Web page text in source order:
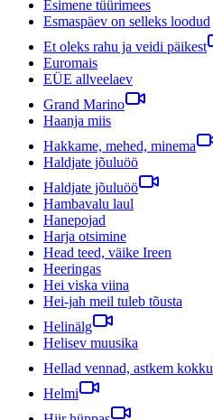
Esimene tüürimees
Esmaspäev on selleks loodud
Et oleks rahu ja veidi päikest
Euromais
EÜE allveelaev
Grand Marino
Haanja miis
Hakkame, mehed, minema
Haldjate jõuluöö
Haldjate jõuluöö
Hambavalu laul
Hanepojad
Harja otsimine
Head teed, väike Ireen
Heeringas
Hei viska viina
Hei-jah meil tuleb tõusta
Helinälg
Helisev muusika
Hellad vennad, astkem kokku
Helmi